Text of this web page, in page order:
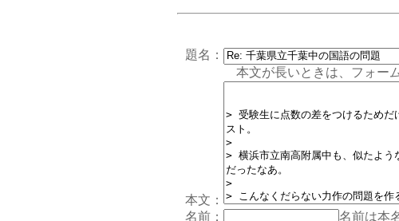
題名：
本文が長いときは、フォームに
本文：
名前：
名前は本